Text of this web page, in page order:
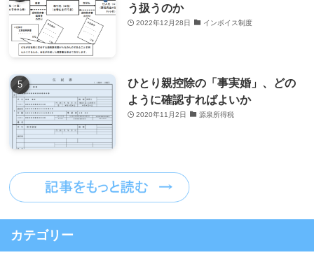
う扱うのか
2022年12月28日 インボイス制度
ひとり親控除の「事実婚」、どの
ように確認すればよいか
2020年11月2日 源泉所得税
カテゴリー